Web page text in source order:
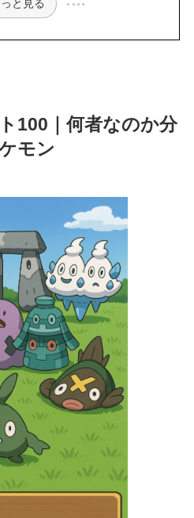
と見る
100｜何者なのか分
モン